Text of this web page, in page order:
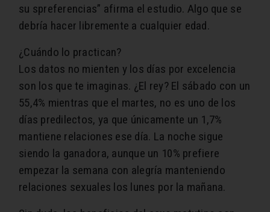
su spreferencias” afirma el estudio. Algo que se
debría hacer libremente a cualquier edad.
¿Cuándo lo practican?
Los datos no mienten y los días por excelencia
son los que te imaginas. ¿El rey? El sábado con un
55,4% mientras que el martes, no es uno de los
días predilectos, ya que únicamente un 1,7%
mantiene relaciones ese día. La noche sigue
siendo la ganadora, aunque un 10% prefiere
empezar la semana con alegría manteniendo
relaciones sexuales los lunes por la mañana.